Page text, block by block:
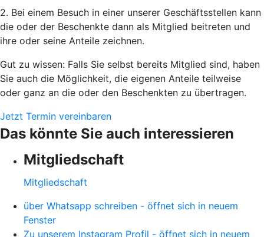
2. Bei einem Besuch in einer unserer Geschäftsstellen kann
die oder der Beschenkte dann als Mitglied beitreten und
ihre oder seine Anteile zeichnen.
Gut zu wissen: Falls Sie selbst bereits Mitglied sind, haben
Sie auch die Möglichkeit, die eigenen Anteile teilweise
oder ganz an die oder den Beschenkten zu übertragen.
Jetzt Termin vereinbaren
Das könnte Sie auch interessieren
Mitgliedschaft
Mitgliedschaft
über Whatsapp schreiben - öffnet sich in neuem
Fenster
Zu unserem Instagram Profil - öffnet sich in neuem